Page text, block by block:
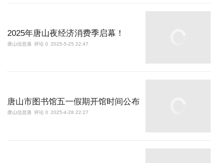
2025年唐山夜经济消费季启幕！
唐山信息港 评论 0 2025-5-25 22:47
唐山市图书馆五一假期开馆时间公布
唐山信息港 评论 0 2025-4-28 22:27